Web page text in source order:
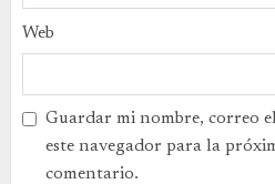
Web
Guardar mi nombre, correo
este navegador para la
comentario.